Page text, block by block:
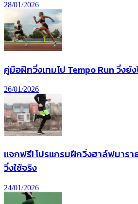
28/01/2026
คู่มือฝึกวิ่งเทมโป Tempo Run วิ่งยัง
26/01/2026
แจกฟรี! โปรแกรมฝึกวิ่งฮาล์ฟมารา
วิ่งใช้จริง
24/01/2026